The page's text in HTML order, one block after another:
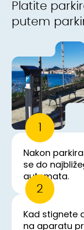
Platite
putem
Nakon
se do
automata.
2
Kad stignete
na aparatu